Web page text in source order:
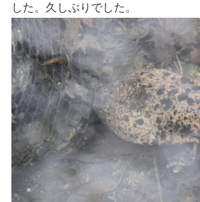
した。久しぶりでした。